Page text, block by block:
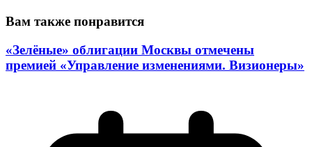
Вам также понравится
«Зелёные» облигации Москвы отмечены
премией «Управление изменениями. Визионеры»